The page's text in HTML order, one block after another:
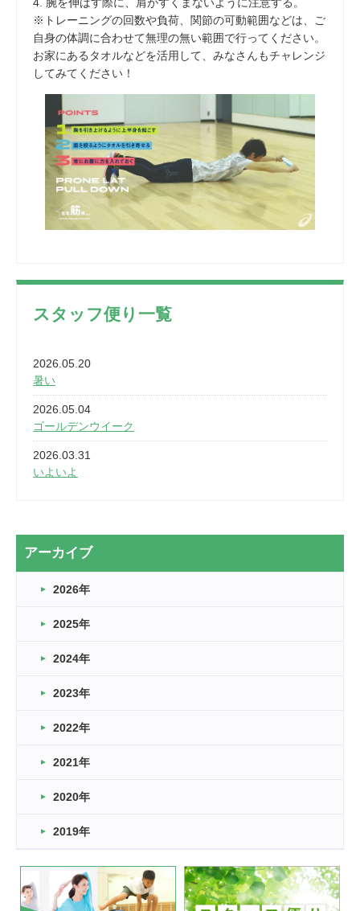
4. 腕を伸ばす際に、肩がすくまないように注意する。
※トレーニングの回数や負荷、関節の可動範囲などは、ご
自身の体調に合わせて無理の無い範囲で行ってください。
お家にあるタオルなどを活用して、みなさんもチャレンジ
してみてください！
スタッフ便り一覧
2026.05.20
暑い
2026.05.04
ゴールデンウイーク
2026.03.31
いよいよ
2026.03.20
なぎなた
2026.03.16
車いすバスケとRくんのお話
卒業・卒園の季節★
2026.03.11
緑ケ丘体育館
2022.11.03
緑ケ丘体育館
いたっぼーる大会☆彡
緑ケ丘体育館
アーカイブ
2026年
2025年
2024年
2023年
2022年
2021年
2020年
2019年